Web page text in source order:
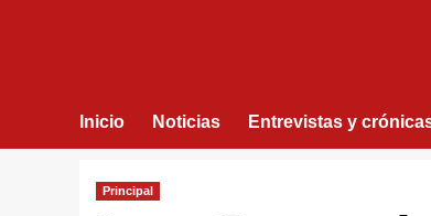
Inicio Noticias Entrevistas y
Principal